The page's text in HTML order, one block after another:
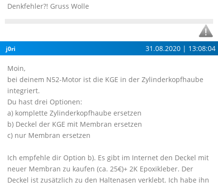
Denkfehler?! Gruss Wolle
j0ri 31.08.2020 | 13:08:04
Moin,
bei deinem N52-Motor ist die KGE in der Zylinderkopfhaube
integriert.
Du hast drei Optionen:
a) komplette Zylinderkopfhaube ersetzen
b) Deckel der KGE mit Membran ersetzen
c) nur Membran ersetzen
Ich empfehle dir Option b). Es gibt im Internet den Deckel mit
neuer Membran zu kaufen (ca. 25€)+ 2K Epoxikleber. Der
Deckel ist zusätzlich zu den Haltenasen verklebt. Ich habe ihn